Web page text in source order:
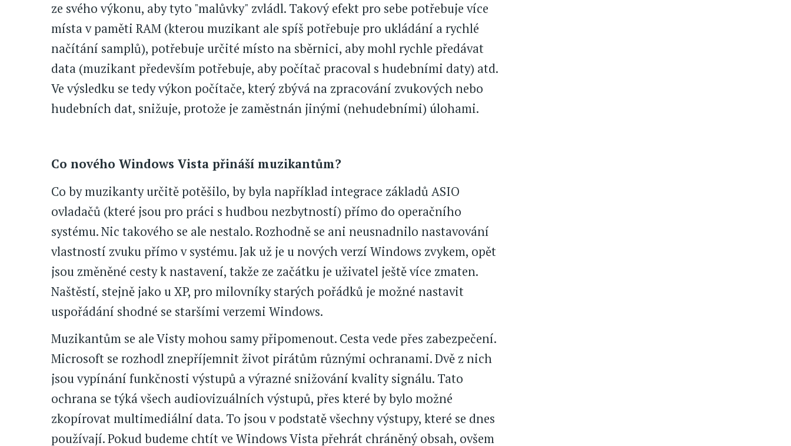
ze svého výkonu, aby tyto "malůvky" zvládl. Takový efekt pro sebe potřebuje více
místa v paměti RAM (kterou muzikant ale spíš potřebuje pro ukládání a rychlé
načítání samplů), potřebuje určité místo na sběrnici, aby mohl rychle předávat
data (muzikant především potřebuje, aby počítač pracoval s hudebními daty) atd.
Ve výsledku se tedy výkon počítače, který zbývá na zpracování zvukových nebo
hudebních dat, snižuje, protože je zaměstnán jinými (nehudebními) úlohami.
Co nového Windows Vista přináší muzikantům?
Co by muzikanty určitě potěšilo, by byla například integrace základů ASIO
ovladačů (které jsou pro práci s hudbou nezbytností) přímo do operačního
systému. Nic takového se ale nestalo. Rozhodně se ani neusnadnilo nastavování
vlastností zvuku přímo v systému. Jak už je u nových verzí Windows zvykem, opět
jsou změněné cesty k nastavení, takže ze začátku je uživatel ještě více zmaten.
Naštěstí, stejně jako u XP, pro milovníky starých pořádků je možné nastavit
uspořádání shodné se staršími verzemi Windows.
Muzikantům se ale Visty mohou samy připomenout. Cesta vede přes zabezpečení.
Microsoft se rozhodl znepříjemnit život pirátům různými ochranami. Dvě z nich
jsou vypínání funkčnosti výstupů a výrazné snižování kvality signálu. Tato
ochrana se týká všech audiovizuálních výstupů, přes které by bylo možné
zkopírovat multimediální data. To jsou v podstatě všechny výstupy, které se dnes
používají. Pokud budeme chtít ve Windows Vista přehrát chráněný obsah, ovšem